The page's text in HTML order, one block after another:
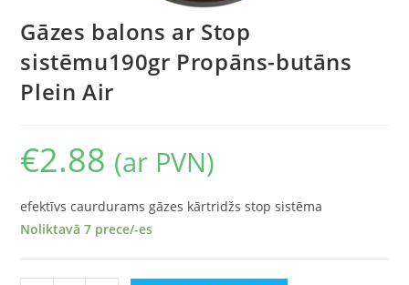
Gāzes balons ar Stop
sistēmu190gr Propāns-butāns
Plein Air
€2.88 (ar PVN)
efektīvs caurdurams gāzes kārtridžs stop sistēma
Noliktavā 7 prece/-es